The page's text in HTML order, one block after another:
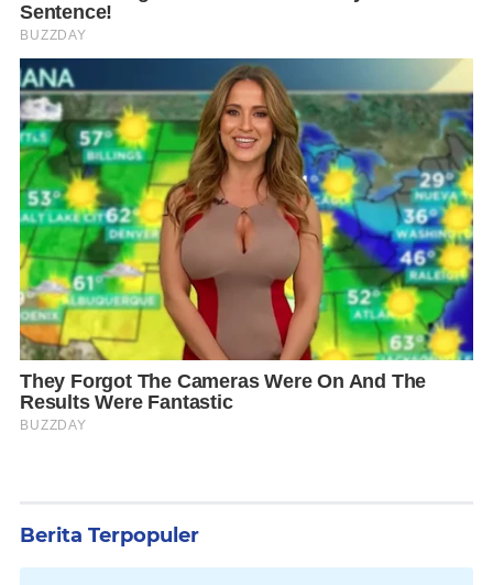
Berita Terpopuler